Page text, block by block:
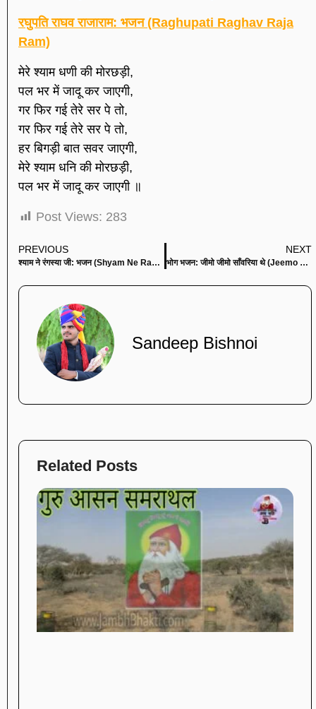
रघुपति राघव राजाराम: भजन (Raghupati Raghav Raja
Ram)
मेरे श्याम धणी की मोरछड़ी,
पल भर में जादू कर जाएगी,
गर फिर गई तेरे सर पे तो,
गर फिर गई तेरे सर पे तो,
हर बिगड़ी बात सवर जाएगी,
मेरे श्याम धनि की मोरछड़ी,
पल भर में जादू कर जाएगी ॥
Post Views: 283
PREVIOUS
श्याम ने रंगस्या जी: भजन (Shyam Ne Rangsya Ji)
NEXT
भोग भजन: जीमो जीमो साँवरिया थे (Jeemo Jeemo Sanwariya Thye)
Sandeep Bishnoi
Related Posts